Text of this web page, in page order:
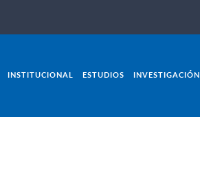
INSTITUCIONAL ESTUDIOS INVESTIGACIÓN